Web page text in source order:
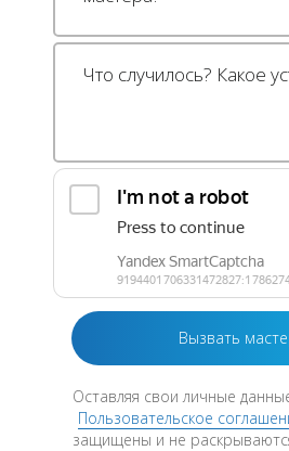
Оставляя свои личные
Пользовательское
защищены и не